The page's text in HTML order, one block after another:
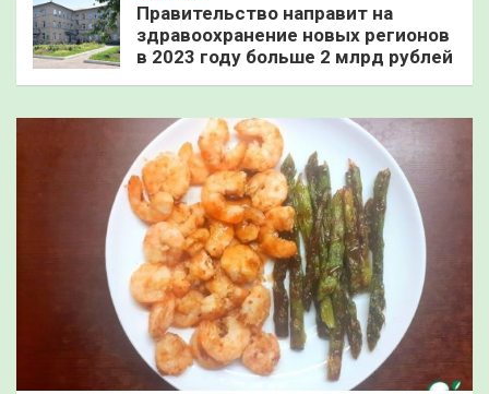
Правительство направит на
здравоохранение новых регионов
в 2023 году больше 2 млрд рублей